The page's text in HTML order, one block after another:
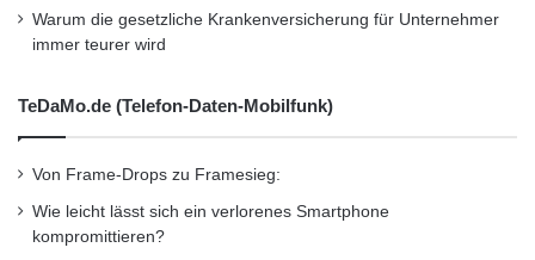
Warum die gesetzliche Krankenversicherung für Unternehmer
immer teurer wird
TeDaMo.de (Telefon-Daten-Mobilfunk)
Von Frame-Drops zu Framesieg:
Wie leicht lässt sich ein verlorenes Smartphone
kompromittieren?